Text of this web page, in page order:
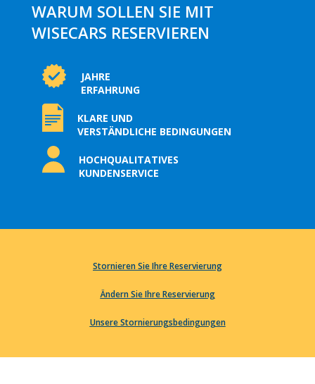
WARUM SOLLEN SIE MIT
WISECARS RESERVIEREN
JAHRE
ERFAHRUNG
KLARE UND
VERSTÄNDLICHE BEDINGUNGEN
HOCHQUALITATIVES
KUNDENSERVICE
Stornieren Sie Ihre Reservierung
Ändern Sie Ihre Reservierung
Unsere Stornierungsbedingungen